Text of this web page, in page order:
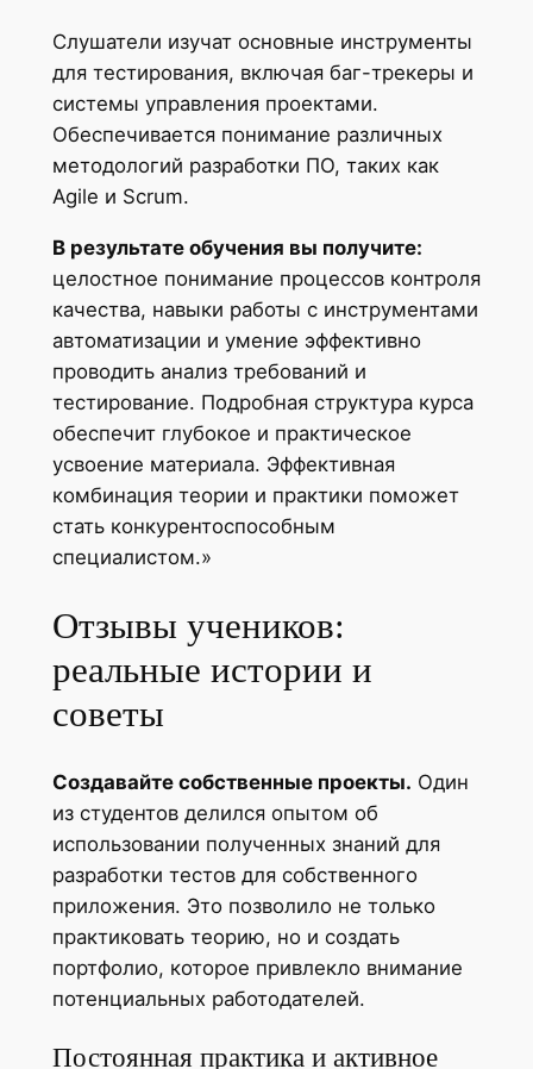
Слушатели изучат основные инструменты
для тестирования, включая баг-трекеры и
системы управления проектами.
Обеспечивается понимание различных
методологий разработки ПО, таких как
Agile и Scrum.
В результате обучения вы получите:
целостное понимание процессов контроля
качества, навыки работы с инструментами
автоматизации и умение эффективно
проводить анализ требований и
тестирование. Подробная структура курса
обеспечит глубокое и практическое
усвоение материала. Эффективная
комбинация теории и практики поможет
стать конкурентоспособным
специалистом.»
Отзывы учеников:
реальные истории и
советы
Создавайте собственные проекты. Один
из студентов делился опытом об
использовании полученных знаний для
разработки тестов для собственного
приложения. Это позволило не только
практиковать теорию, но и создать
портфолио, которое привлекло внимание
потенциальных работодателей.
Постоянная практика и активное